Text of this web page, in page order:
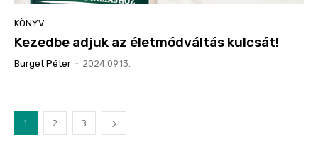
KÖNYV
Kezedbe adjuk az életmódváltás kulcsát!
Burget Péter - 2024.09.13.
1 2 3